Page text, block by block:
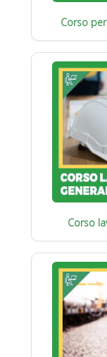
Corso per
Corso